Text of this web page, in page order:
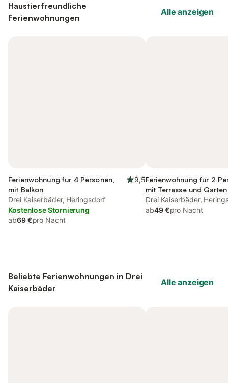
Haustierfreundliche
Ferienwohnungen
Alle anzeigen
Ferienwohnung für 4 Personen,
mit Balkon
9,5
Drei Kaiserbäder, Heringsdorf
Kostenlose Stornierung
ab69 €pro Nacht
Ferienwohnung für 2
mit Terrasse und Garten
Drei Kaiserbäder,
ab49 €pro Nacht
Beliebte Ferienwohnungen in Drei
Kaiserbäder
Alle anzeigen